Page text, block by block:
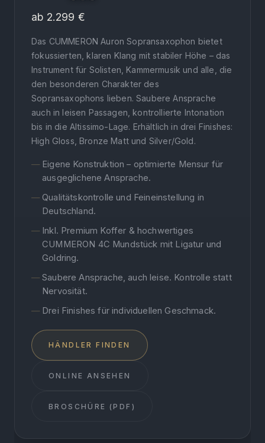
ab 2.299 €
Das CUMMERON Auron Sopransaxophon bietet
fokussierten, klaren Klang mit stabiler Höhe – das
Instrument für Solisten, Kammermusik und alle, die
den besonderen Charakter des
Sopransaxophons lieben. Saubere Ansprache
auch in leisen Passagen, kontrollierte Intonation
bis in die Altissimo-Lage. Erhältlich in drei Finishes:
High Gloss, Bronze Matt und Silver/Gold.
Eigene Konstruktion – optimierte Mensur für
ausgeglichene Ansprache.
Qualitätskontrolle und Feineinstellung in
Deutschland.
Inkl. Premium Koffer & hochwertiges
CUMMERON 4C Mundstück mit Ligatur und
Goldring.
Saubere Ansprache, auch leise. Kontrolle statt
Nervosität.
Drei Finishes für individuellen Geschmack.
HÄNDLER FINDEN
ONLINE ANSEHEN
BROSCHÜRE (PDF)